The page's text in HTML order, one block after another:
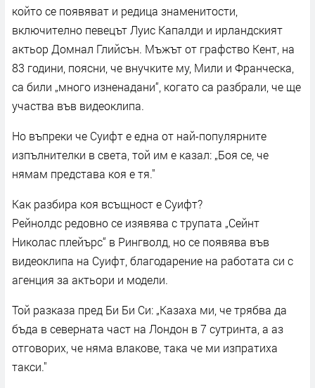
който се появяват и редица знаменитости,
включително певецът Луис Капалди и ирландският
актьор Домнал Глийсън. Мъжът от графство Кент, на
83 години, поясни, че внучките му, Мили и Франческа,
са били „много изненадани“, когато са разбрали, че ще
участва във видеоклипа.
Но въпреки че Суифт е една от най-популярните
изпълнителки в света, той им е казал: „Боя се, че
нямам представа коя е тя."
Как разбира коя всъщност е Суифт?
Рейнолдс редовно се изявява с трупата „Сейнт
Николас плейърс“ в Рингволд, но се появява във
видеоклипа на Суифт, благодарение на работата си с
агенция за актьори и модели.
Той разказа пред Би Би Си: „Казаха ми, че трябва да
бъда в северната част на Лондон в 7 сутринта, а аз
отговорих, че няма влакове, така че ми изпратиха
такси."